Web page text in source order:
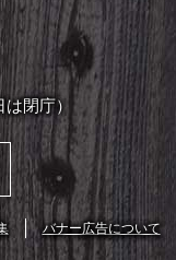
閉庁）
バナー広告について